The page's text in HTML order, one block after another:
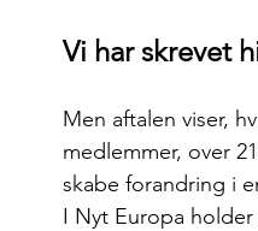
Vi har skrevet
Men aftalen viser,
medlemmer, over
skabe forandring i
I Nyt Europa